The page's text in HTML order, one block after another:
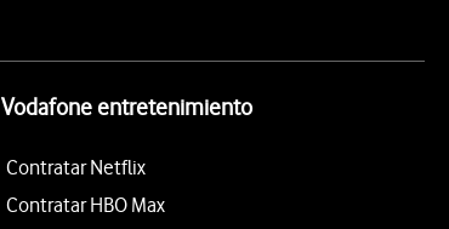
Vodafone entretenimiento
Contratar Netflix
Contratar HBO Max